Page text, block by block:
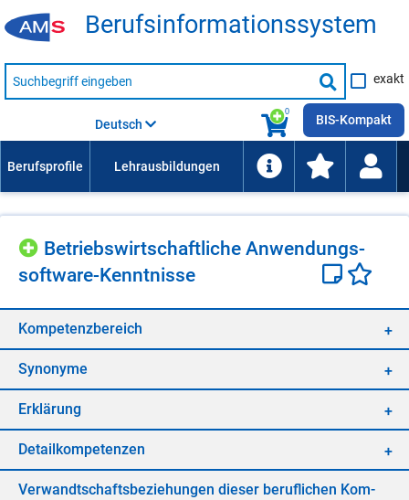
Be­rufs­in­for­ma­ti­ons­sys­tem
Suche
nach
Suche
starten
exakt
0
Deutsch BIS-Kompakt
Be­triebs­wirt­schaft­li­che An­wen­dungs­
soft­ware-Kennt­nis­se
Kom­pe­tenz­be­reich
Syn­ony­me
Er­klä­rung
De­tail­kom­pe­ten­zen
Ver­wandt­schafts­be­zie­hun­gen die­ser be­ruf­li­chen Kom­